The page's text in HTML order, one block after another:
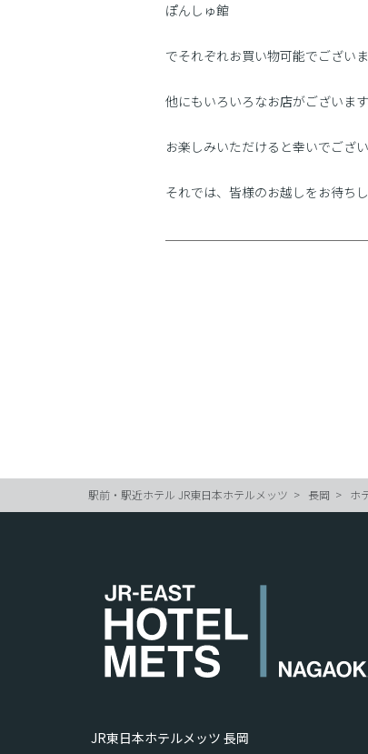
ぽんしゅ館
でそれぞれお買い物可能でございま
他にもいろいろなお店がございま
お楽しみいただけると幸いでござい
それでは、皆様のお越しをお待ちし
駅前・駅近ホテル JR東日本ホテルメッツ 長岡 ホ
JR東日本ホテルメッツ 長岡